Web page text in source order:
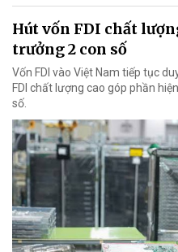
Hút vốn FDI chất
trưởng 2 con số
Vốn FDI vào Việt Nam tiếp tục
FDI chất lượng cao góp phần
số.